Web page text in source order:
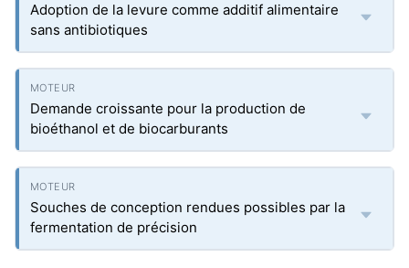
Adoption de la levure comme additif alimentaire
sans antibiotiques
Demande croissante pour la production de
bioéthanol et de biocarburants
Souches de conception rendues possibles par la
fermentation de précision